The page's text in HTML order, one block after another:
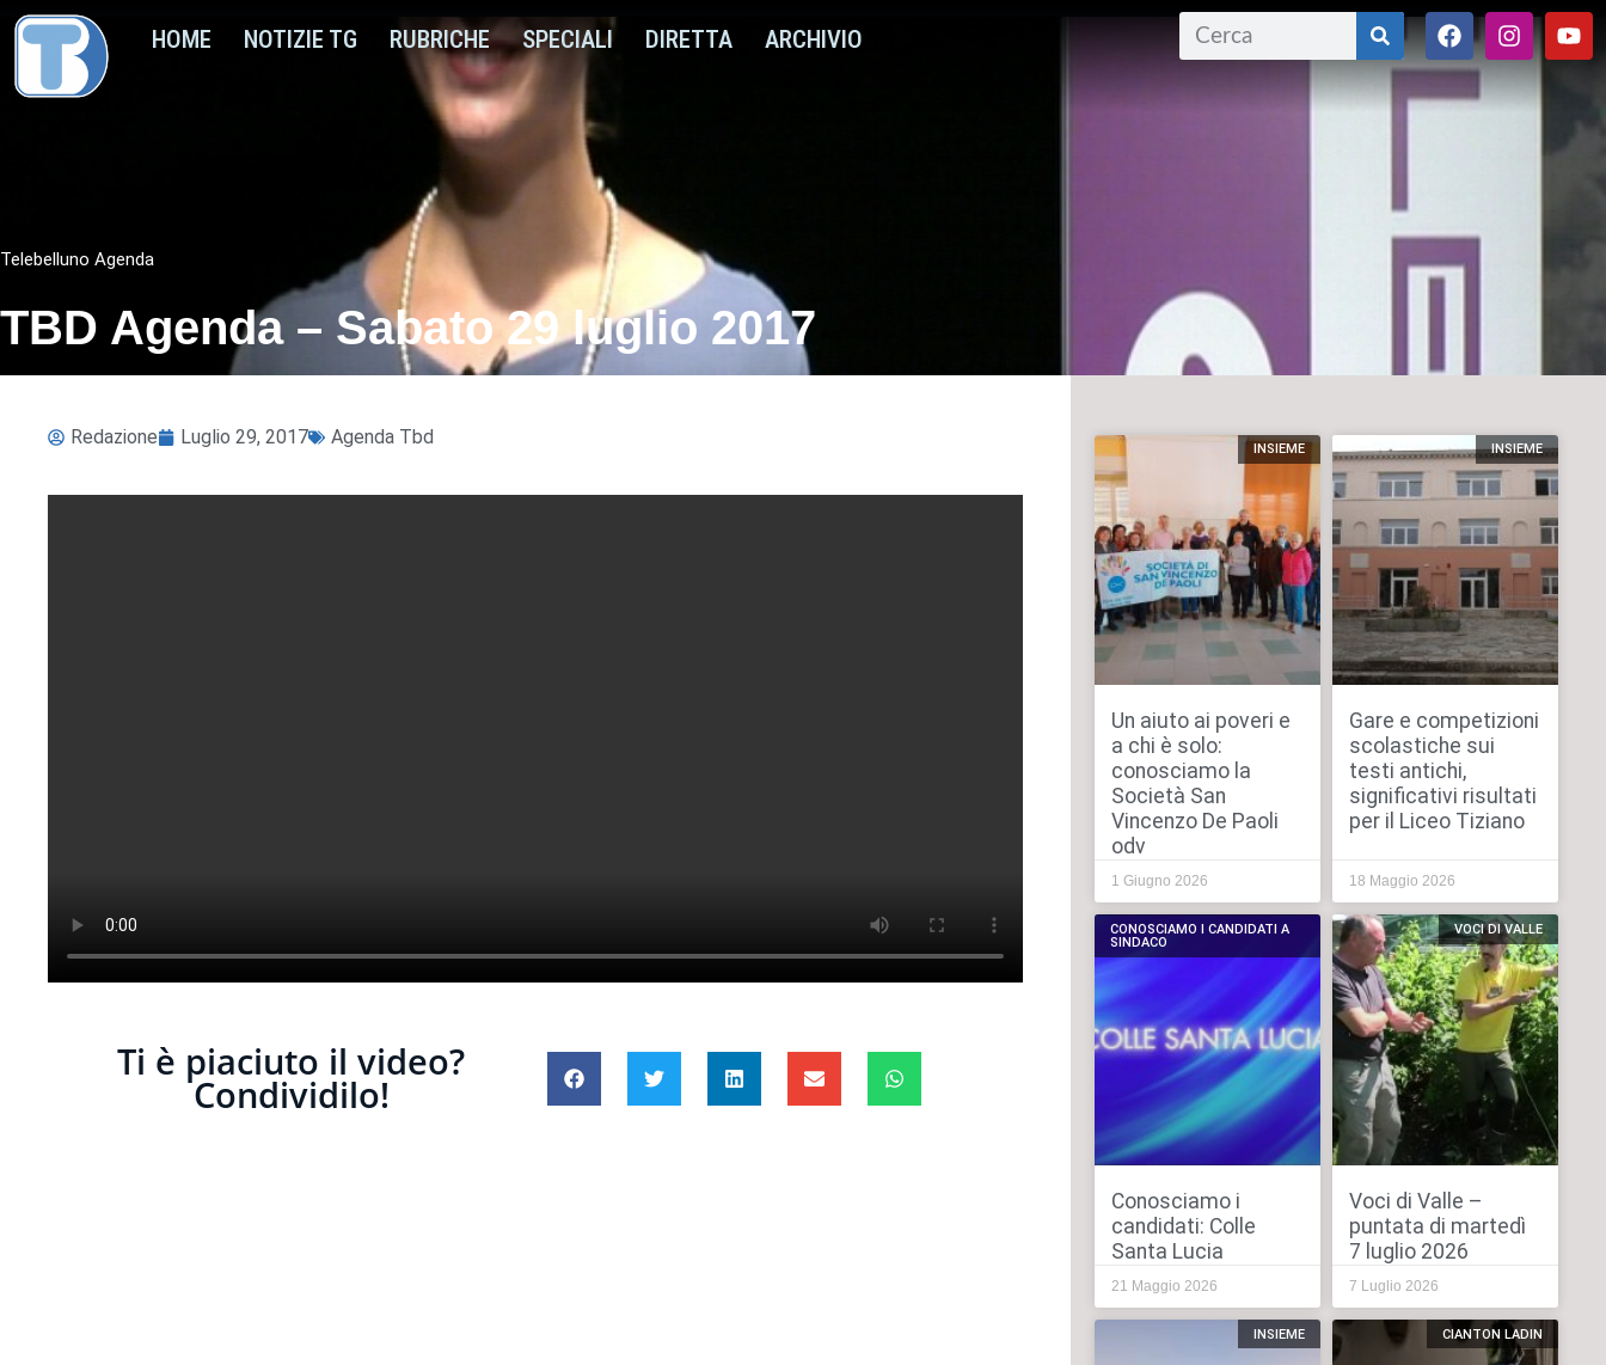
HOME NOTIZIE TG RUBRICHE SPECIALI DIRETTA ARCHIVIO
Telebelluno Agenda
TBD Agenda – Sabato 29 luglio 2017
Redazione Luglio 29, 2017 Agenda Tbd
Ti è piaciuto il video?
Condividilo!
INSIEME
Un aiuto ai poveri e
a chi è solo:
conosciamo la
Società San
Vincenzo De Paoli
odv
1 Giugno 2026
INSIEME
Gare e competizioni
scolastiche sui
testi antichi,
significativi risultati
per il Liceo Tiziano
18 Maggio 2026
CONOSCIAMO I CANDIDATI A
SINDACO
Conosciamo i
candidati: Colle
Santa Lucia
21 Maggio 2026
VOCI DI VALLE
Voci di Valle –
puntata di martedì
7 luglio 2026
7 Luglio 2026
INSIEME CIANTON LADIN